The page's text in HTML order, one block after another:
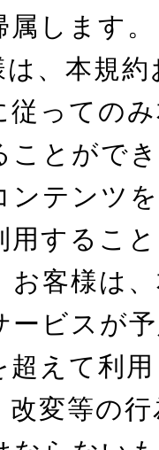
します。
、本規
従っての
ことがで
ンテンツ
用するこ
お客様は
ービスが
超えて利
改変等の